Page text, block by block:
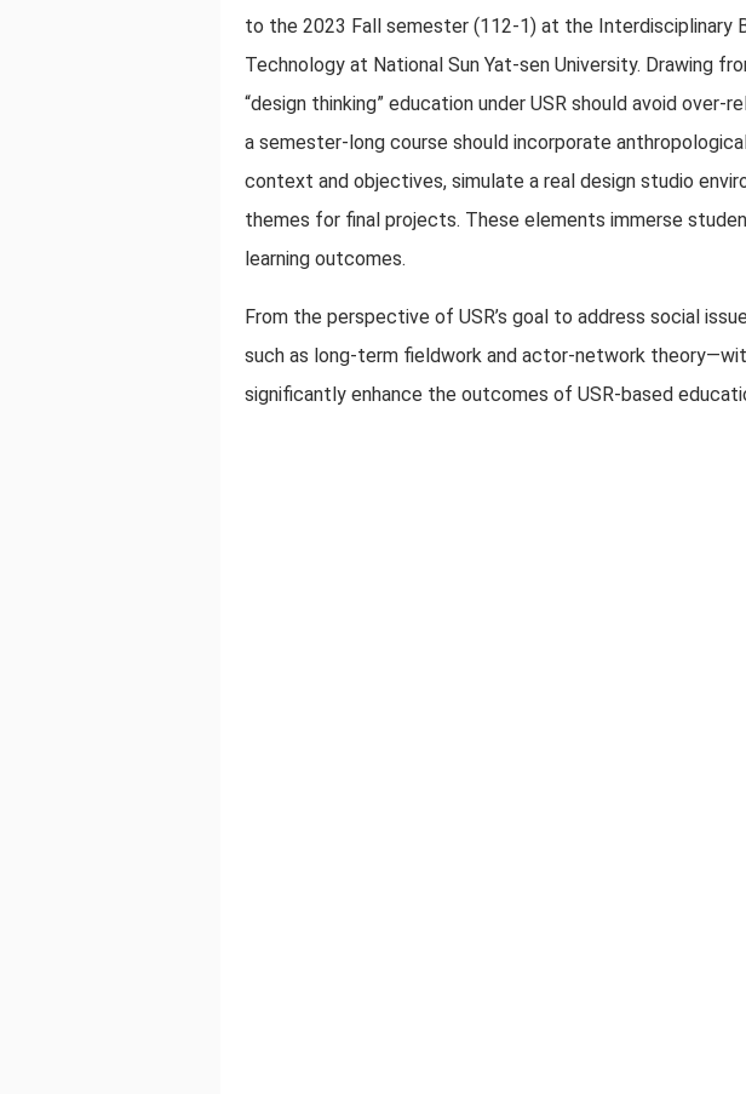
to the 2023 Fall semester (112-1) at the Interdisciplinary
Technology at National Sun Yat-sen University. Drawing
“design thinking” education under USR should avoid
a semester-long course should incorporate
context and objectives, simulate a real design studio
themes for final projects. These elements immerse
learning outcomes.
From the perspective of USR’s goal to address social
such as long-term fieldwork and actor-network
significantly enhance the outcomes of USR-based